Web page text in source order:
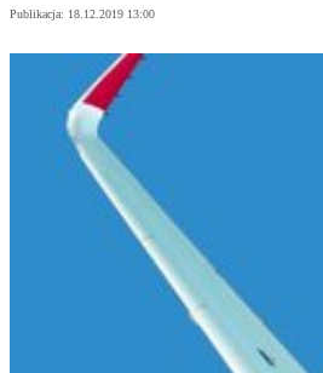
Publikacja: 18.12.2019 13:00